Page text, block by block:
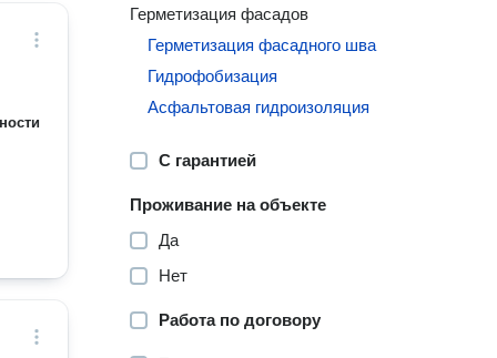
Герметизация фасадов
Герметизация фасадного шва
Гидрофобизация
Асфальтовая гидроизоляция
С гарантией
Проживание на объекте
Да
Нет
Работа по договору